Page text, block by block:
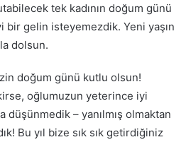
tek kadının doğum günü
bir gelin isteyemezdik. Yeni yaşın
dolsun.
doğum günü kutlu olsun!
oğlumuzun yeterince iyi
düşünmedik – yanılmış olmaktan
Bu yıl bize sık sık getirdiğiniz